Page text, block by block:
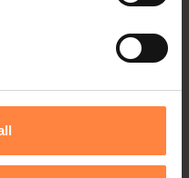
fjellet i ett
snøsikre i...